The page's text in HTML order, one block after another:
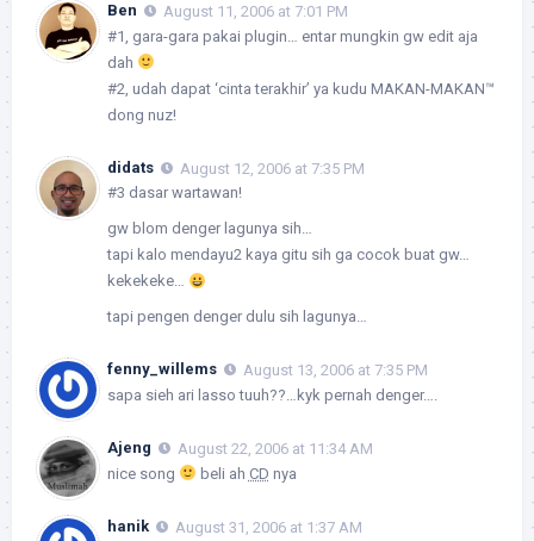
Ben
August 11, 2006 at 7:01 PM
#1, gara-gara pakai plugin… entar mungkin gw edit aja
dah
#2, udah dapat ‘cinta terakhir’ ya kudu MAKAN-MAKAN™
dong nuz!
didats
August 12, 2006 at 7:35 PM
#3 dasar wartawan!
gw blom denger lagunya sih…
tapi kalo mendayu2 kaya gitu sih ga cocok buat gw…
kekekeke…
tapi pengen denger dulu sih lagunya…
fenny_willems
August 13, 2006 at 7:35 PM
sapa sieh ari lasso tuuh??…kyk pernah denger….
Ajeng
August 22, 2006 at 11:34 AM
nice song
beli ah CD nya
hanik
August 31, 2006 at 1:37 AM